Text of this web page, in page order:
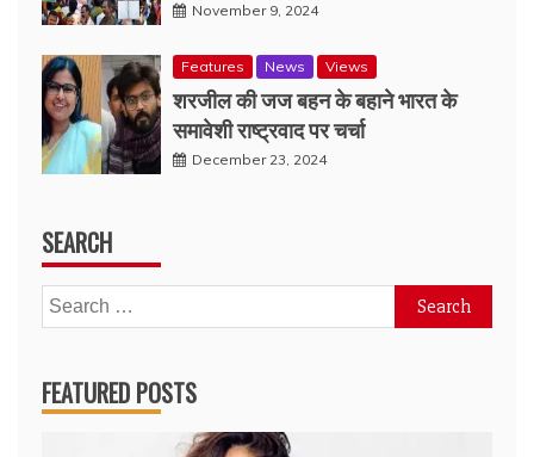
November 9, 2024
Features News Views
शरजील की जज बहन के बहाने भारत के
समावेशी राष्ट्रवाद पर चर्चा
December 23, 2024
SEARCH
Search
for:
FEATURED POSTS